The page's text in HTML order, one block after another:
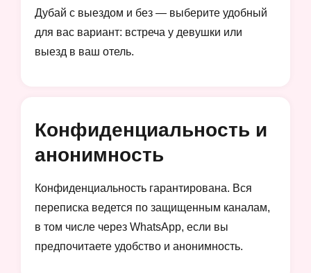
Дубай с выездом и без — выберите удобный
для вас вариант: встреча у девушки или
выезд в ваш отель.
Конфиденциальность и
анонимность
Конфиденциальность гарантирована. Вся
переписка ведется по защищенным каналам,
в том числе через WhatsApp, если вы
предпочитаете удобство и анонимность.